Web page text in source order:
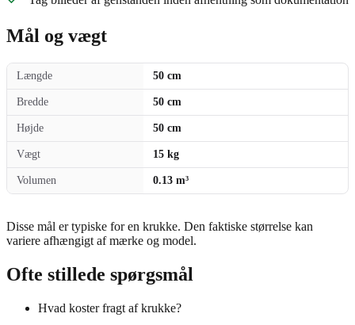
Mål og vægt
Længde 50 cm
Bredde 50 cm
Højde 50 cm
Vægt 15 kg
Volumen 0.13 m³
Disse mål er typiske for en krukke. Den faktiske størrelse kan
variere afhængigt af mærke og model.
Ofte stillede spørgsmål
Hvad koster fragt af krukke?